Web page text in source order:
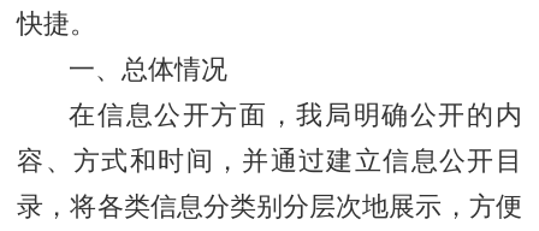
快捷。
一、总体情况
在信息公开方面，我局明确公开的内
容、方式和时间，并通过建立信息公开目
录，将各类信息分类别分层次地展示，方便